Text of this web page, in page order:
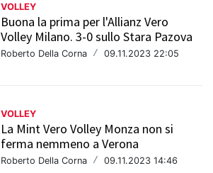
VOLLEY
Buona la prima per l'Allianz Vero
Volley Milano. 3-0 sullo Stara Pazova
Roberto Della Corna / 09.11.2023 22:05
VOLLEY
La Mint Vero Volley Monza non si
ferma nemmeno a Verona
Roberto Della Corna / 09.11.2023 14:46